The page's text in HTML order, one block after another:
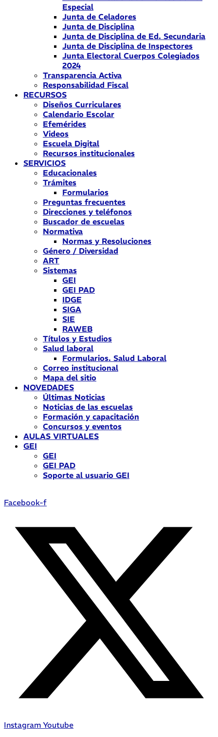
Especial
Junta de Celadores
Junta de Disciplina
Junta de Disciplina de Ed. Secundaria
Junta de Disciplina de Inspectores
Junta Electoral Cuerpos Colegiados
2024
Transparencia Activa
Responsabilidad Fiscal
RECURSOS
Diseños Curriculares
Calendario Escolar
Efemérides
Videos
Escuela Digital
Recursos institucionales
SERVICIOS
Educacionales
Trámites
Formularios
Preguntas frecuentes
Direcciones y teléfonos
Buscador de escuelas
Normativa
Normas y Resoluciones
Género / Diversidad
ART
Sistemas
GEI
GEI PAD
IDGE
SIGA
SIE
RAWEB
Títulos y Estudios
Salud laboral
Formularios. Salud Laboral
Correo institucional
Mapa del sitio
NOVEDADES
Últimas Noticias
Noticias de las escuelas
Formación y capacitación
Concursos y eventos
AULAS VIRTUALES
GEI
GEI
GEI PAD
Soporte al usuario GEI
Facebook-f
Instagram Youtube